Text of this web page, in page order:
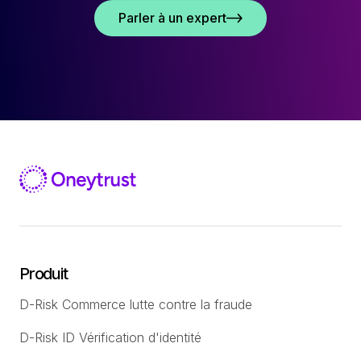
Parler à un expert
Produit
D-Risk Commerce lutte contre la fraude
D-Risk ID Vérification d'identité